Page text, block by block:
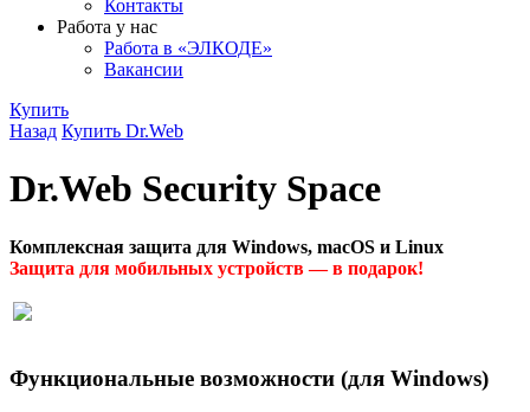
Контакты
Работа у нас
Работа в «ЭЛКОДЕ»
Вакансии
Купить
Назад Купить Dr.Web
Dr.Web Security Space
Комплексная защита для Windows, macOS и Linux
Защита для мобильных устройств — в подарок!
Функциональные возможности (для Windows)